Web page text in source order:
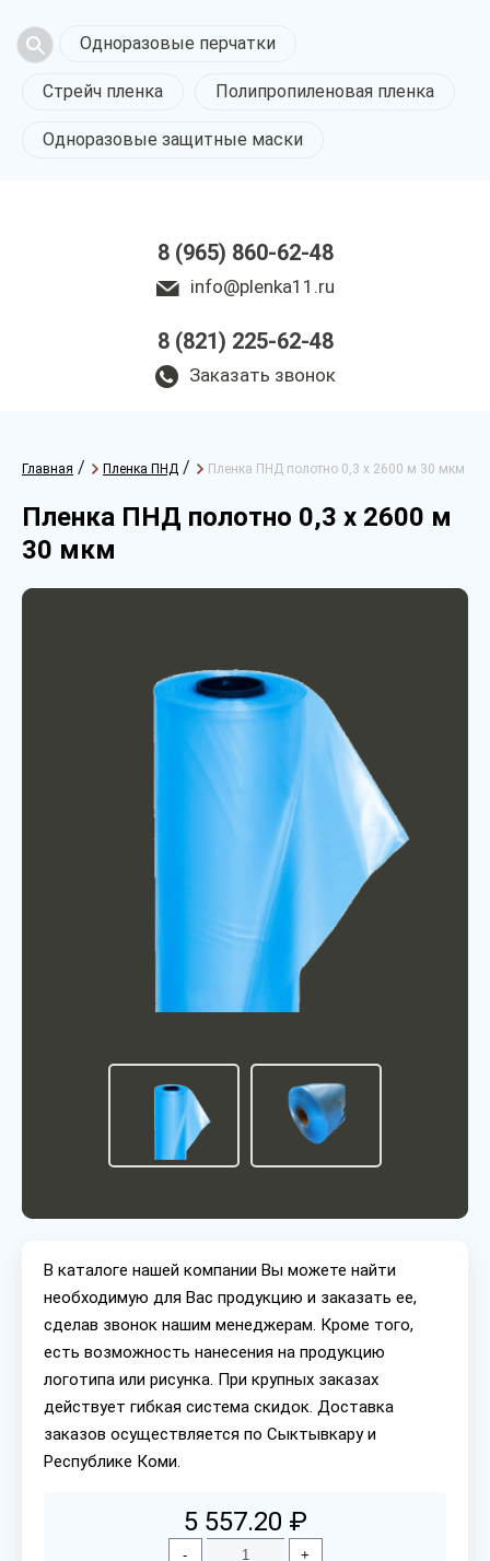
Одноразовые перчатки
Стрейч пленка Полипропиленовая пленка
Одноразовые защитные маски
8 (965) 860-62-48
info@plenka11.ru
8 (821) 225-62-48
Заказать звонок
Главная / Пленка ПНД / Пленка ПНД полотно 0,3 х 2600 м 30 мкм
Пленка ПНД полотно 0,3 х 2600 м
30 мкм
В каталоге нашей компании Вы можете найти
необходимую для Вас продукцию и заказать ее,
сделав звонок нашим менеджерам. Кроме того,
есть возможность нанесения на продукцию
логотипа или рисунка. При крупных заказах
действует гибкая система скидок. Доставка
заказов осуществляется по Сыктывкару и
Республике Коми.
5 557.20 ₽
- +